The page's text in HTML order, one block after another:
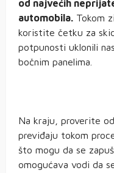
od najvećih
automobila. Tokom
koristite četku za
potpunosti uklonili
bočnim panelima.
Na kraju, proverite
previđaju tokom
što mogu da se
omogućava vodi da